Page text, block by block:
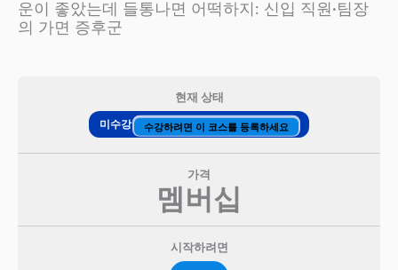
운이 좋았는데 들통나면 어떡하지: 신입 직원·팀장
의 가면 증후군
현재 상태
미수강 수강하려면 이 코스를 등록하세요
가격
멤버십
시작하려면